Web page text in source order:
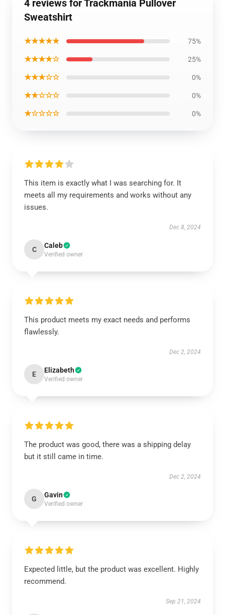
4 reviews for Trackmania Pullover
Sweatshirt
★★★★★ 75%
★★★★☆ 25%
★★★☆☆ 0%
★★☆☆☆ 0%
★☆☆☆☆ 0%
This item is exactly what I was searching for. It
meets all my requirements and works without any
issues.
Dec 8, 2024
C Caleb
Verified owner
This product meets my exact needs and performs
flawlessly.
Dec 2, 2024
E Elizabeth
Verified owner
The product was good, there was a shipping delay
but it still came in time.
Dec 2, 2024
G Gavin
Verified owner
Expected little, but the product was excellent. Highly
recommend.
Sep 21, 2024